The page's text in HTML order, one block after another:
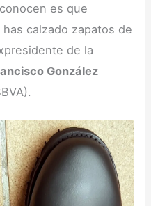
es que
calzado zapatos de
de la
González